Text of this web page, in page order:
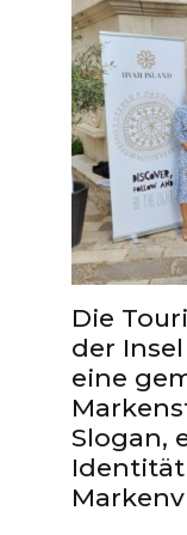
Die
der
eine
Slogan,